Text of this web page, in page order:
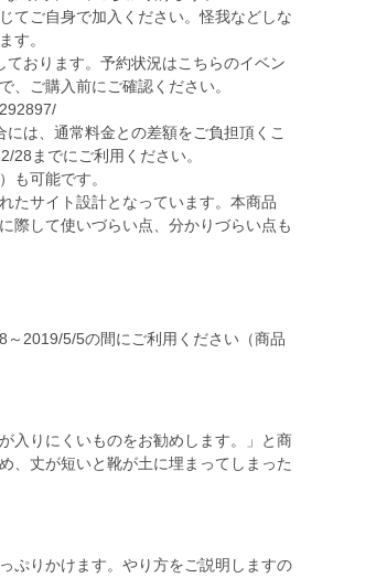
てご自身で加入ください。怪我などしな
す。
おります。予約状況はこちらのイベン
、ご購入前にご確認ください。
は、通常料金との差額をご負担頂くこ
28までにご利用ください。
も可能です。
たサイト設計となっています。本商品
際して使いづらい点、分かりづらい点も
2019/5/5の間にご利用ください（商品
入りにくいものをお勧めします。」と商
、丈が短いと靴が土に埋まってしまった
ぷりかけます。やり方をご説明しますの